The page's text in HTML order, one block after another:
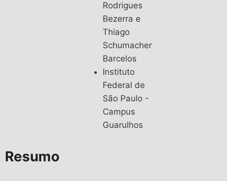
Rodrigues
Bezerra e
Thiago
Schumacher
Barcelos
Instituto
Federal de
São Paulo -
Campus
Guarulhos
Resumo